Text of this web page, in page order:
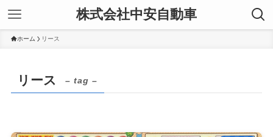
株式会社中安自動車
ホーム リース
リース – tag –